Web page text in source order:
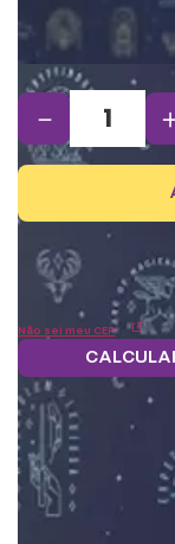
－
Não sei meu CEP
Frete grátis.
Saiba mais
5%